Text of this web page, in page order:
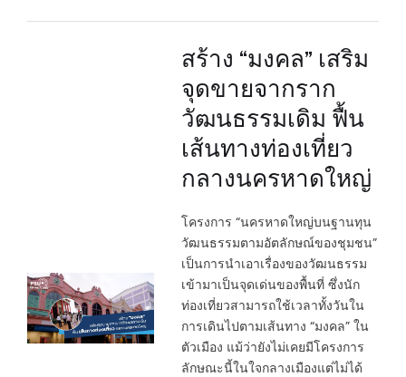
สร้าง “มงคล” เสริม
จุดขายจากราก
วัฒนธรรมเดิม ฟื้น
เส้นทางท่องเที่ยว
กลางนครหาดใหญ่
โครงการ “นครหาดใหญ่บนฐานทุน
วัฒนธรรมตามอัตลักษณ์ของชุมชน”
เป็นการนำเอาเรื่องของวัฒนธรรม
เข้ามาเป็นจุดเด่นของพื้นที่ ซึ่งนัก
ท่องเที่ยวสามารถใช้เวลาทั้งวันใน
การเดินไปตามเส้นทาง “มงคล” ใน
ตัวเมือง แม้ว่ายังไม่เคยมีโครงการ
ลักษณะนี้ในใจกลางเมืองแต่ไม่ได้